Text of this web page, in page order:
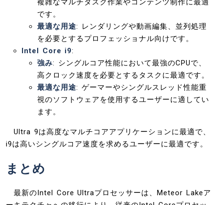
複雑なマルチタスク作業やコンテンツ制作に最適
です。
最適な用途: レンダリングや動画編集、並列処理
を必要とするプロフェッショナル向けです。
Intel Core i9:
強み: シングルコア性能において最強のCPUで、
高クロック速度を必要とするタスクに最適です。
最適な用途: ゲーマーやシングルスレッド性能重
視のソフトウェアを使用するユーザーに適してい
ます。
Ultra 9は高度なマルチコアアプリケーションに最適で、
i9は高いシングルコア速度を求めるユーザーに最適です。
まとめ
最新のIntel Core Ultraプロセッサーは、Meteor Lakeア